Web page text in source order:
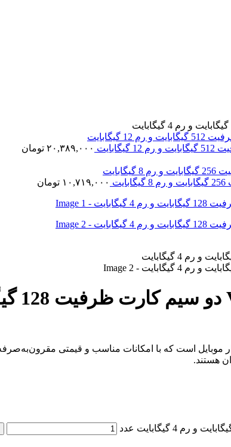
۲۰,۳۸۹,۰۰۰ تومان
۱۰,۷۱۹,۰۰۰ تومان
موبایل است که با امکانات مناسب و قیمتی
هستند.